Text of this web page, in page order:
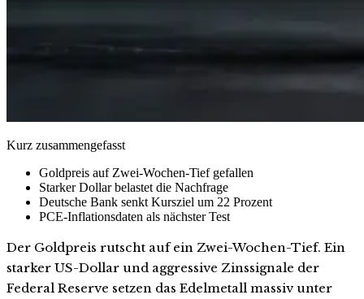
Kurz zusammengefasst
Goldpreis auf Zwei-Wochen-Tief gefallen
Starker Dollar belastet die Nachfrage
Deutsche Bank senkt Kursziel um 22 Prozent
PCE-Inflationsdaten als nächster Test
Der Goldpreis rutscht auf ein Zwei-Wochen-Tief. Ein
starker US-Dollar und aggressive Zinssignale der
Federal Reserve setzen das Edelmetall massiv unter